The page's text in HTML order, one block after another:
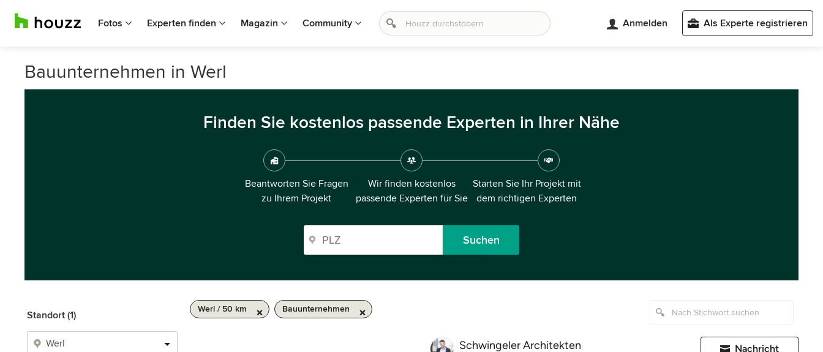
Fotos Experten finden Magazin Community Anmelden Als Experte registrieren
Bauunternehmen in Werl
Finden Sie kostenlos passende Experten in Ihrer Nähe
Beantworten Sie Fragen
zu Ihrem Projekt
Wir finden kostenlos
passende Experten für Sie
Starten Sie Ihr Projekt mit
dem richtigen Experten
Suchen
Standort (1)
Werl / 50 km Bauunternehmen
Schwingeler Architekten Nachricht